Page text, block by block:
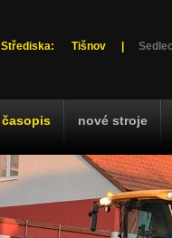
Střediska: Tišnov
časopis nové stroje